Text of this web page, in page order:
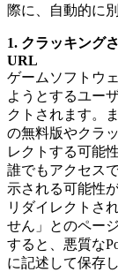
際に、自動的に
1. クラッキング
URL
ゲームソフトウ
ようとするユー
クトされます。
の無料版やクラ
レクトする可能
誰でもアクセス
示される可能性
リダイレクトさ
せん」とのペー
すると、悪質な
に記述して保存